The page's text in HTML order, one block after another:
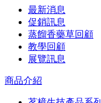
最新消息
促銷訊息
蒸餾香藥草回顧
教學回顧
展覽訊息
商品介紹